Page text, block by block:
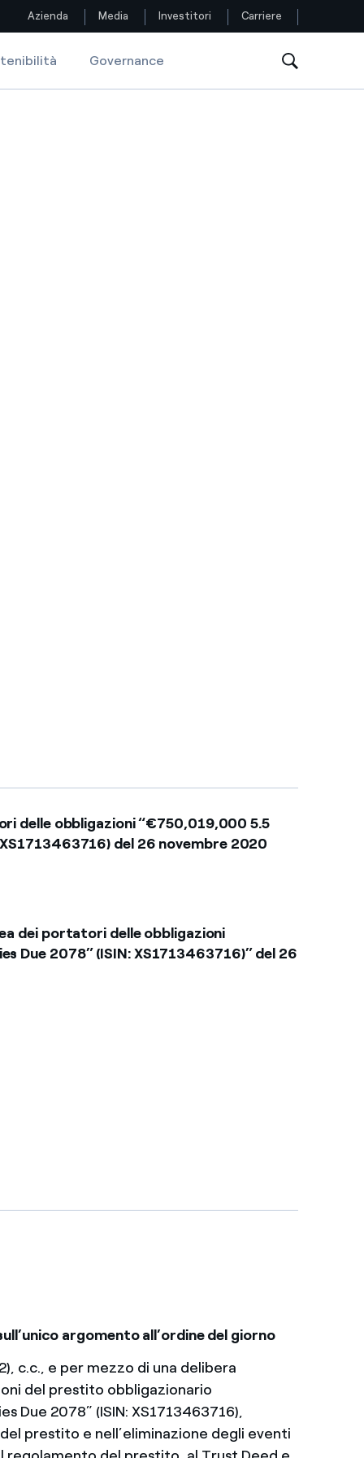
Seguici
Azienda Media Investitori Carriere
Governance
2078”
delle obbligazioni “€750,019,000 5.5
del 26 novembre 2020
dei portatori delle obbligazioni
Due 2078” (ISIN: XS1713463716)” del 26
argomento all’ordine del giorno
c.c., e per mezzo di una delibera
del prestito obbligazionario
Due 2078” (ISIN: XS1713463716),
prestito e nell’eliminazione degli eventi